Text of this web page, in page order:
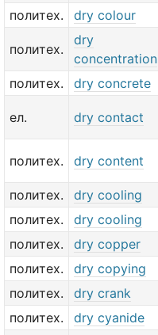
политех.
dry colour
политех.
dry
concentration
политех. dry concrete
ел. dry contact
политех. dry content
политех.
dry cooling
политех.
dry cooling
политех.
dry copper
политех.
dry copying
политех.
dry crank
политех.
dry cyanide